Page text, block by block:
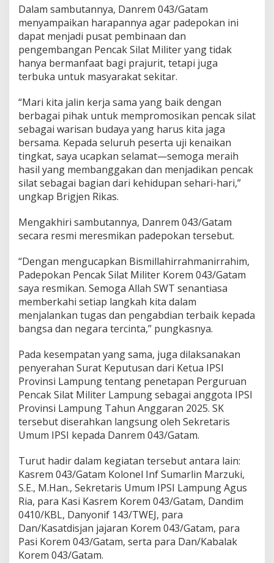
k
n
,
S
i
a
p
e
s
t
a
r
i
k
a
n
K
m
b
a
n
g
k
a
n
u
d
a
y
a
B
a
n
s
a
Dalam sambutannya, Danrem 043/Gatam
menyampaikan harapannya agar padepokan ini
dapat menjadi pusat pembinaan dan
pengembangan Pencak Silat Militer yang tidak
hanya bermanfaat bagi prajurit, tetapi juga
terbuka untuk masyarakat sekitar.
“Mari kita jalin kerja sama yang baik dengan
berbagai pihak untuk mempromosikan pencak silat
sebagai warisan budaya yang harus kita jaga
bersama. Kepada seluruh peserta uji kenaikan
tingkat, saya ucapkan selamat—semoga meraih
hasil yang membanggakan dan menjadikan pencak
silat sebagai bagian dari kehidupan sehari-hari,”
ungkap Brigjen Rikas.
Mengakhiri sambutannya, Danrem 043/Gatam
secara resmi meresmikan padepokan tersebut.
“Dengan mengucapkan Bismillahirrahmanirrahim,
Padepokan Pencak Silat Militer Korem 043/Gatam
saya resmikan. Semoga Allah SWT senantiasa
memberkahi setiap langkah kita dalam
menjalankan tugas dan pengabdian terbaik kepada
bangsa dan negara tercinta,” pungkasnya.
Pada kesempatan yang sama, juga dilaksanakan
penyerahan Surat Keputusan dari Ketua IPSI
Provinsi Lampung tentang penetapan Perguruan
Pencak Silat Militer Lampung sebagai anggota IPSI
Provinsi Lampung Tahun Anggaran 2025. SK
tersebut diserahkan langsung oleh Sekretaris
Umum IPSI kepada Danrem 043/Gatam.
Turut hadir dalam kegiatan tersebut antara lain:
Kasrem 043/Gatam Kolonel Inf Sumarlin Marzuki,
S.E., M.Han., Sekretaris Umum IPSI Lampung Agus
Ria, para Kasi Kasrem Korem 043/Gatam, Dandim
0410/KBL, Danyonif 143/TWEJ, para
Dan/Kasatdisjan jajaran Korem 043/Gatam, para
Pasi Korem 043/Gatam, serta para Dan/Kabalak
Korem 043/Gatam.